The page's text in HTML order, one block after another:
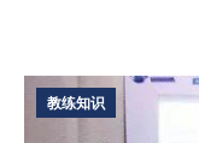
教练知识